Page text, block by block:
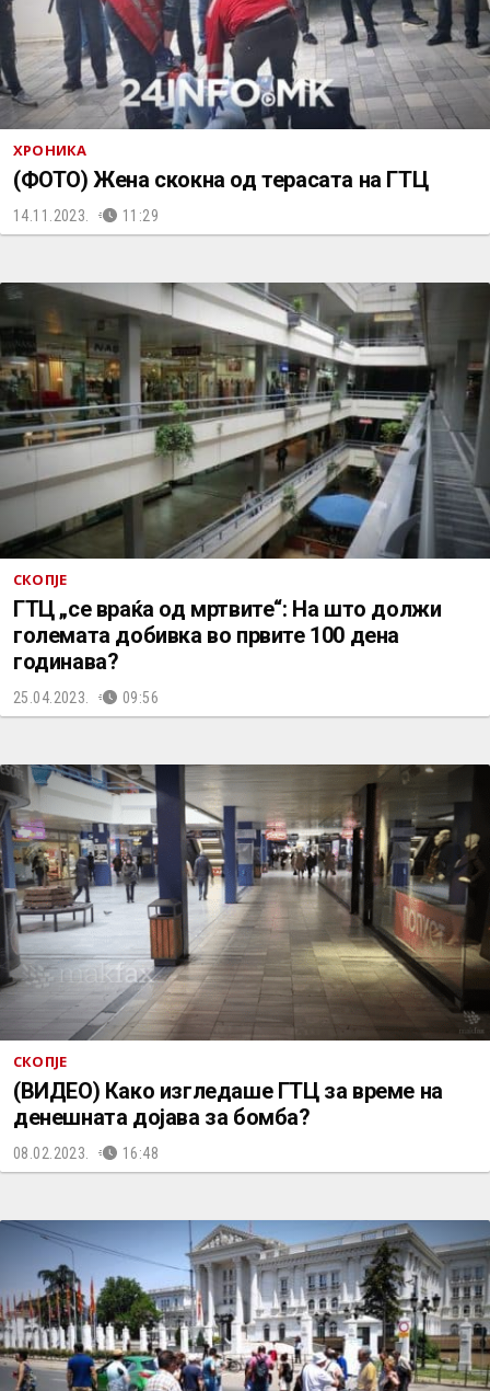
ХРОНИКА
(ФОТО) Жена скокна од терасата на ГТЦ
14.11.2023. 11:29
СКОПЈЕ
ГТЦ „се враќа од мртвите“: На што должи
големата добивка во првите 100 дена
годинава?
25.04.2023. 09:56
СКОПЈЕ
(ВИДЕО) Како изгледаше ГТЦ за време на
денешната дојава за бомба?
08.02.2023. 16:48